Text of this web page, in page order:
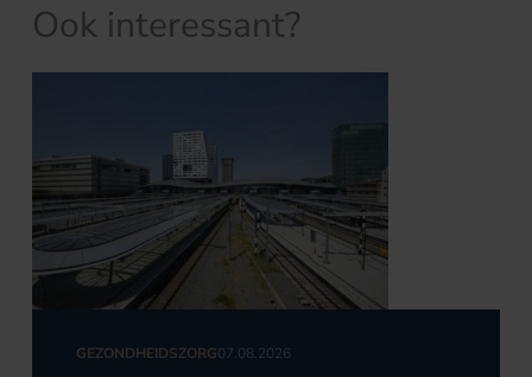
Ook interessant?
GEZONDHEIDSZORG07.08.2026